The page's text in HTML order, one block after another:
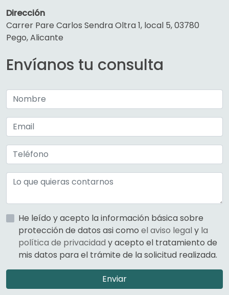
Dirección
Carrer Pare Carlos Sendra Oltra 1, local 5, 03780
Pego, Alicante
Envíanos tu consulta
He leído y acepto la información básica sobre
protección de datos asi como el aviso legal y la
política de privacidad y acepto el tratamiento de
mis datos para el trámite de la solicitud realizada.
Enviar